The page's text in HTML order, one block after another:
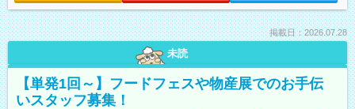
掲載日：2026.07.28
未読
【単発1回～】フードフェスや物産展でのお手伝
いスタッフ募集！